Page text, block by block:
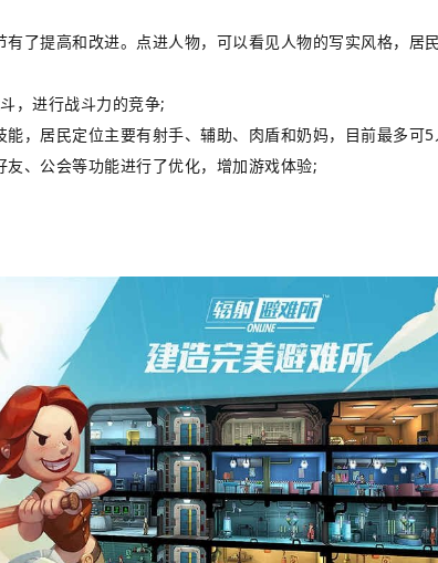
了提高和改进。点进人物，可以看见人物的写实风格，居
，进行战斗力的竞争;
，居民定位主要有射手、辅助、肉盾和奶妈，目前最多可5
、公会等功能进行了优化，增加游戏体验;